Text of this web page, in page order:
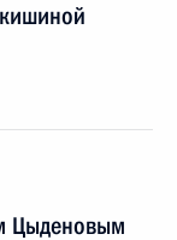
Цыденовым